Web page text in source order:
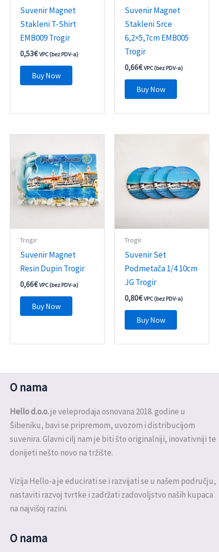
Suvenir Magnet
Stakleni T-Shirt
EMB009 Trogir
0,53€ VPC (bez PDV-a)
Buy Now
Suvenir Magnet
Stakleni Srce
6,2×5,7cm EMB005
Trogir
0,66€ VPC (bez PDV-a)
Buy Now
Trogir
Suvenir Magnet
Resin Dupin Trogir
0,66€ VPC (bez PDV-a)
Buy Now
Trogir
Suvenir Set
Podmetača 1/4 10cm
JG Trogir
0,80€ VPC (bez PDV-a)
Buy Now
O nama
Hello d.o.o.je veleprodaja osnovana 2018. godine u
Šibeniku, bavi se pripremom, uvozom i distribucijom
suvenira. Glavni cilj nam je biti što originalniji, inovativniji te
donijeti nešto novo na tržište.
Vizija Hello-a je educirati se i razvijati se u našem području,
nastaviti razvoj tvrtke i zadržati zadovoljstvo naših kupaca
na najvišoj razini.
O nama